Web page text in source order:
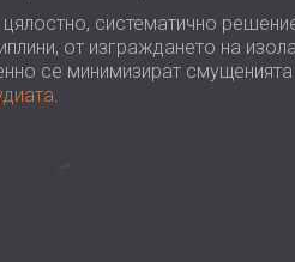
систематично
от изграждането на
се минимизират
.